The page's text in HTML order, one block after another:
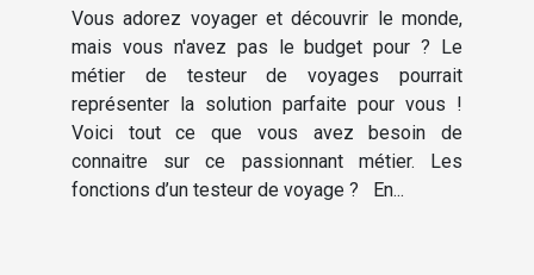
Vous adorez voyager et découvrir le monde,
mais vous n'avez pas le budget pour ? Le
métier de testeur de voyages pourrait
représenter la solution parfaite pour vous !
Voici tout ce que vous avez besoin de
connaitre sur ce passionnant métier. Les
fonctions d’un testeur de voyage ? En...